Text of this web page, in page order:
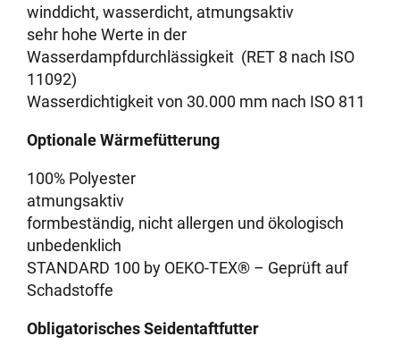
winddicht, wasserdicht, atmungsaktiv
sehr hohe Werte in der
Wasserdampfdurchlässigkeit (RET 8 nach ISO
11092)
Wasserdichtigkeit von 30.000 mm nach ISO 811
Optionale Wärmefütterung
100% Polyester
atmungsaktiv
formbeständig, nicht allergen und ökologisch
unbedenklich
STANDARD 100 by OEKO-TEX® – Geprüft auf
Schadstoffe
Obligatorisches Seidentaftfutter